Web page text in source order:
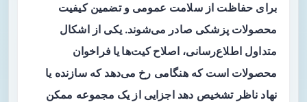
برای حفاظت از سلامت عمومی و تضمین کیفیت
محصولات پزشکی صادر می‌شوند. یکی از اشکال
متداول اطلاع‌رسانی، اصلاح کیت‌ها یا فراخوان
محصولات است که هنگامی رخ می‌دهد که سازنده یا
نهاد ناظر تشخیص دهد اجزایی از یک مجموعه ممکن